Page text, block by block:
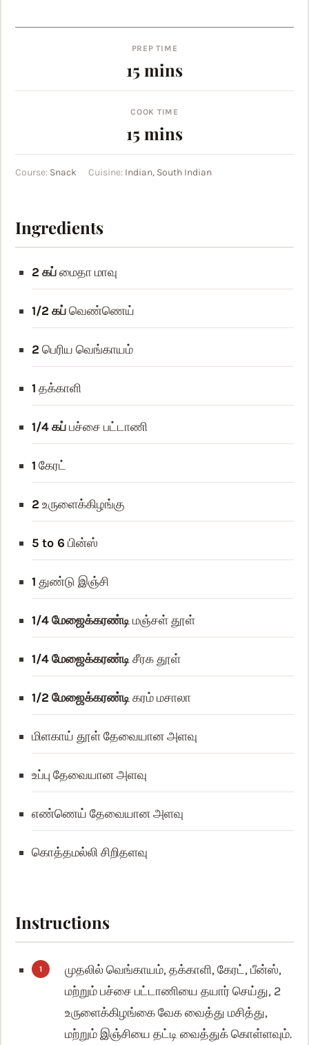
PREP TIME
15minutes
mins
COOK TIME
15minutes
mins
Course: Snack Cuisine: Indian, South Indian
Ingredients
2 கப்மைதா மாவு
1/2 கப்வெண்ணெய்
2 பெரிய வெங்காயம்
1 தக்காளி
1/4கப்பச்சை பட்டாணி
1 கேரட்
2 உருளைக்கிழங்கு
5 to 6 பின்ஸ்
1 துண்டு இஞ்சி
1/4மேஜைக்கரண்டிமஞ்சள் தூள்
1/4மேஜைக்கரண்டிசீரக தூள்
1/2 மேஜைக்கரண்டிகரம் மசாலா
மிளகாய் தூள்தேவையான அளவு
உப்பு தேவையான அளவு
எண்ணெய் தேவையான அளவு
கொத்தமல்லி சிறிதளவு
Instructions
முதலில் வெங்காயம், தக்காளி, கேரட், பீன்ஸ்,
மற்றும் பச்சை பட்டாணியை தயார் செய்து, 2
உருளைக்கிழங்கை வேக வைத்து மசித்து,
மற்றும் இஞ்சியை தட்டி வைத்துக் கொள்ளவும்.